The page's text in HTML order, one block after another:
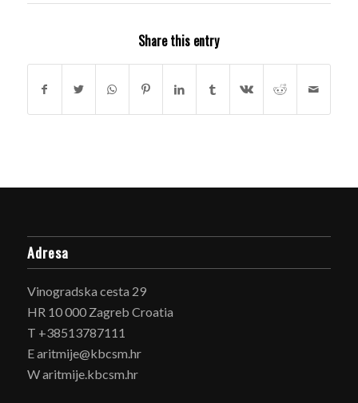
Share this entry
Adresa
Vinogradska cesta 29
HR 10 000 Zagreb Croatia
T +38513787111
E aritmije@kbcsm.hr
W aritmije.kbcsm.hr